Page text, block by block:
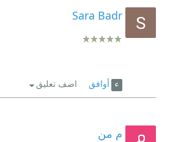
Sara Badr
أوافق اضف تعليق
م من